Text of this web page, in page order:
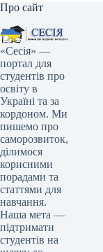
Про сайт
«Сесія» —
портал для
студентів про
освіту в
Україні та за
кордоном. Ми
пишемо про
саморозвиток,
ділимося
корисними
порадами та
статтями для
навчання.
Наша мета —
підтримати
студентів на